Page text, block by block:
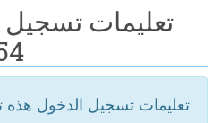
تعليمات تسجيل الدخول هذه